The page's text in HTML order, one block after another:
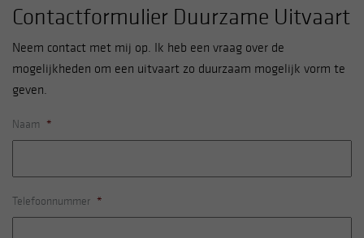
Contactformulier Duurzame Uitvaart
Neem contact met mij op. Ik heb een vraag over de
mogelijkheden om een uitvaart zo duurzaam mogelijk vorm te
geven.
Naam *
Telefoonnummer *